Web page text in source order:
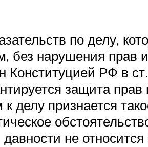
по делу,
без нарушения прав
Конституцией РФ в
защита прав
признается
не